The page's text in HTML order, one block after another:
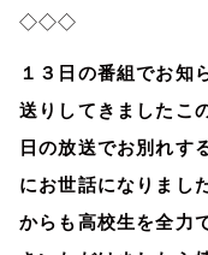
◇◇◇
１３日の番組でお知
送りしてきましたこ
日の放送でお別れす
にお世話になりまし
からも高校生を全力